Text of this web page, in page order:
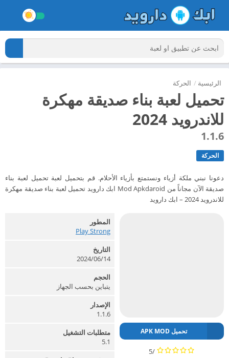
الرئيسية / الحركة
تحميل لعبة بناء صديقة مهكرة
للاندرويد 2024
1.1.6
الحركة
دعونا نبني ملكة أزياء ونستمتع بأزياء الأحلام. قم بتحميل لعبة تحميل لعبة بناء
صديقة الآن مجاناً من Mod Apkdaroid ابك دارويد تحميل لعبة بناء صديقة مهكرة
للاندرويد 2024 – ابك دارويد
تحميل APK MOD
/5
المطور
Play Strong‏
التاريخ
2024/06/14
الحجم
يتباين بحسب الجهاز
الإصدار
1.1.6
متطلبات التشغيل
5.1